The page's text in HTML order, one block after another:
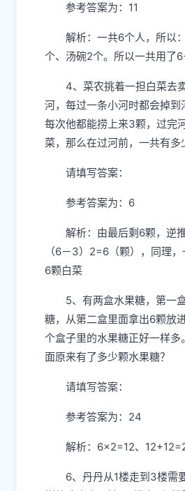
参考答案为：11
解析：一共6个人，所以
个、汤碗2个。所以一共用了
4、菜农挑着一担白菜去
河，每过一条小河时都会掉到
每次他都能捞上来3颗，过完
菜，那么在过河前，一共有多
请填写答案：
参考答案为：6
解析：由最后剩6颗，逆
（6－3）2=6（颗），同理
6颗白菜
5、有两盒水果糖，第一
糖，从第二盒里面拿出6颗放
个盒子里的水果糖正好一样多
面原来有了多少颗水果糖？
请填写答案：
参考答案为：24
解析：6×2=12、
6、丹丹从1楼走到3楼需